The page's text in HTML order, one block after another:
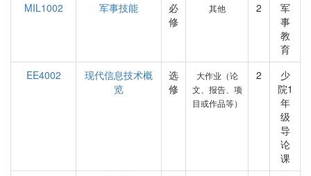
MIL1002
军事技能
必
修
其他 2
军
事
教
育
EE4002
现代信息技术概
览
选
修
大作业（论
文、报告、项
目或作品等）
2
少
院1
年
级
导
论
课